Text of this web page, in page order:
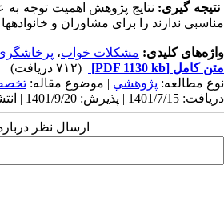
نتیجه ­گیری: نتایج پژوهش اهمیت توجه
مناسبی ندارند را برای مشاوران و
واژه‌های کلیدی: مشکلات خواب،
متن کامل [PDF 1130 kb]
(۷۱۲ دریافت)
نوع مطالعه: پژوهشي | موضوع مقاله:
دریافت: 1401/7/15 | پذیرش: 1401/9/20 | انتشار: 1402/1/29
ارسال نظر